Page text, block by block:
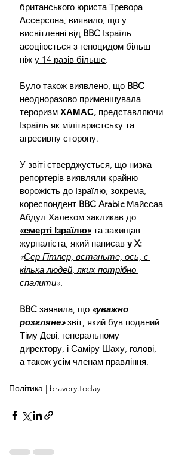
британського юриста Тревора
Ассерсона, виявило, що у
висвітленні від BBC Ізраїль
асоціюється з геноцидом більш
ніж у 14 разів більше.
Було також виявлено, що BBC
неодноразово применшувала
тероризм ХАМАС, представляючи
Ізраїль як мілітаристську та
агресивну сторону.
У звіті стверджується, що низка
репортерів виявляли крайню
ворожість до Ізраїлю, зокрема,
кореспондент BBC Arabic Майссаа
Абдул Халеком закликав до
«смерті Ізраїлю» та захищав
журналіста, який написав у X:
«Сер Гітлер, встаньте, ось, є
кілька людей, яких потрібно
спалити».
BBC заявила, що «уважно
розгляне» звіт, який був поданий
Тіму Деві, генеральному
директору, і Саміру Шаху, голові,
а також усім членам правління.
Політика | bravery.today